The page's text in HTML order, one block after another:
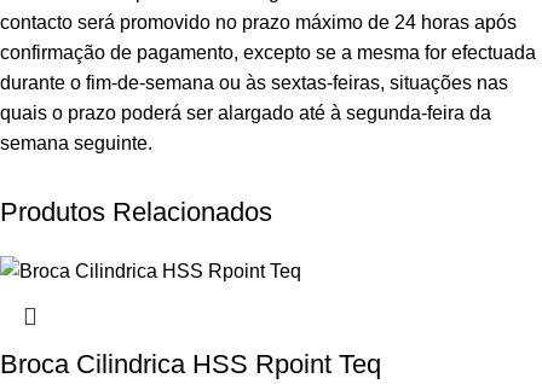
contacto será promovido no prazo máximo de 24 horas após
confirmação de pagamento, excepto se a mesma for efectuada
durante o fim-de-semana ou às sextas-feiras, situações nas
quais o prazo poderá ser alargado até à segunda-feira da
semana seguinte.
Produtos Relacionados
Broca Cilindrica HSS Rpoint Teq